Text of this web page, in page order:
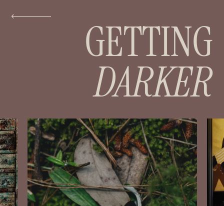
GETTING
DARKER